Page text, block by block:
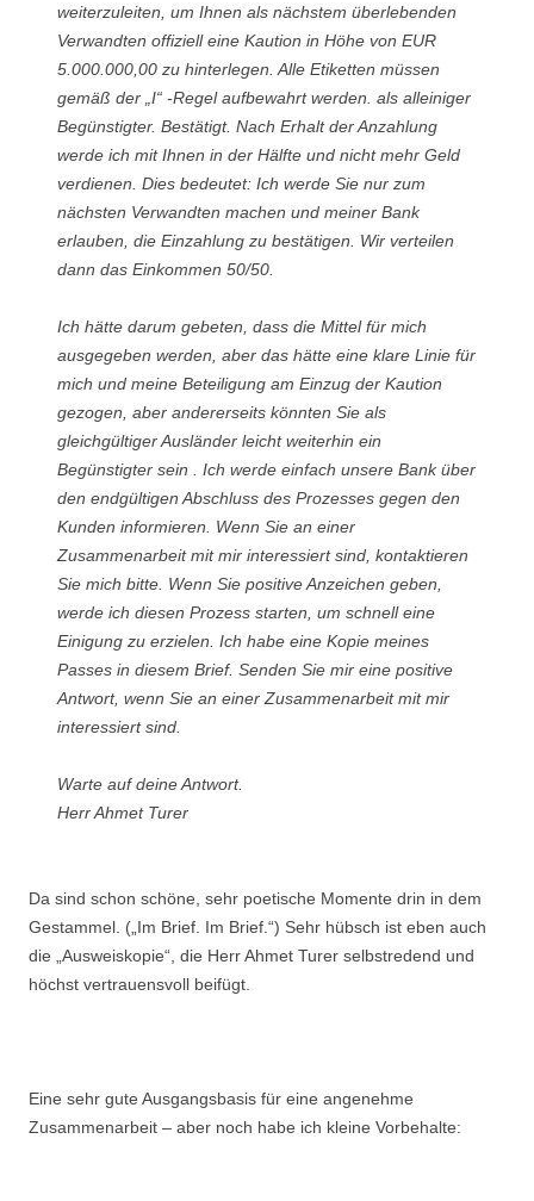
weiterzuleiten, um Ihnen als nächstem überlebenden
Verwandten offiziell eine Kaution in Höhe von EUR
5.000.000,00 zu hinterlegen. Alle Etiketten müssen
gemäß der „I“ -Regel aufbewahrt werden. als alleiniger
Begünstigter. Bestätigt. Nach Erhalt der Anzahlung
werde ich mit Ihnen in der Hälfte und nicht mehr Geld
verdienen. Dies bedeutet: Ich werde Sie nur zum
nächsten Verwandten machen und meiner Bank
erlauben, die Einzahlung zu bestätigen. Wir verteilen
dann das Einkommen 50/50.
Ich hätte darum gebeten, dass die Mittel für mich
ausgegeben werden, aber das hätte eine klare Linie für
mich und meine Beteiligung am Einzug der Kaution
gezogen, aber andererseits könnten Sie als
gleichgültiger Ausländer leicht weiterhin ein
Begünstigter sein . Ich werde einfach unsere Bank über
den endgültigen Abschluss des Prozesses gegen den
Kunden informieren. Wenn Sie an einer
Zusammenarbeit mit mir interessiert sind, kontaktieren
Sie mich bitte. Wenn Sie positive Anzeichen geben,
werde ich diesen Prozess starten, um schnell eine
Einigung zu erzielen. Ich habe eine Kopie meines
Passes in diesem Brief. Senden Sie mir eine positive
Antwort, wenn Sie an einer Zusammenarbeit mit mir
interessiert sind.
Warte auf deine Antwort.
Herr Ahmet Turer
Da sind schon schöne, sehr poetische Momente drin in dem
Gestammel. („Im Brief. Im Brief.“) Sehr hübsch ist eben auch
die „Ausweiskopie“, die Herr Ahmet Turer selbstredend und
höchst vertrauensvoll beifügt.
Eine sehr gute Ausgangsbasis für eine angenehme
Zusammenarbeit – aber noch habe ich kleine Vorbehalte: